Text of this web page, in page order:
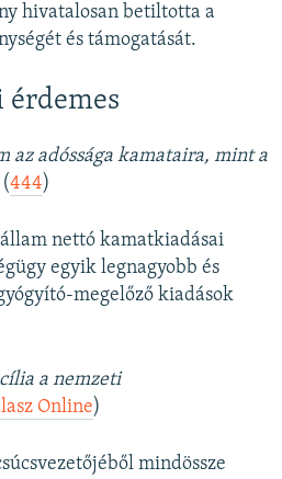
hivatalosan betiltotta a
és támogatását.
az adóssága kamataira, mint a
(444)
nettó kamatkiadásai
egyik legnagyobb és
megelőző kiadások
a nemzeti
Online)
mindössze